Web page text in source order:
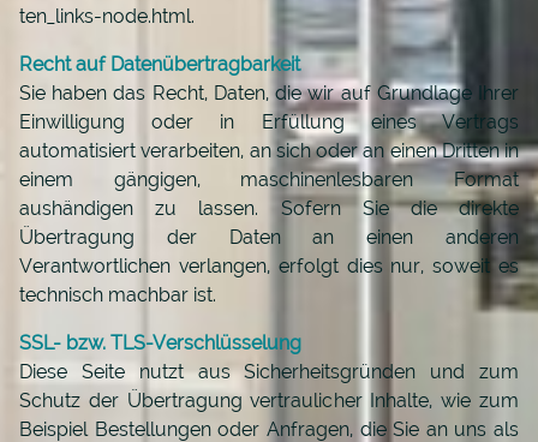
ten_links-node.html.
Recht auf Datenübertragbarkeit
Sie haben das Recht, Daten, die wir auf Grundlage Ihrer
Einwilligung oder in Erfüllung eines Vertrags
automatisiert verarbeiten, an sich oder an einen Dritten in
einem gängigen, maschinenlesbaren Format
aushändigen zu lassen. Sofern Sie die direkte
Übertragung der Daten an einen anderen
Verantwortlichen verlangen, erfolgt dies nur, soweit es
technisch machbar ist.
SSL- bzw. TLS-Verschlüsselung
Diese Seite nutzt aus Sicherheitsgründen und zum
Schutz der Übertragung vertraulicher Inhalte, wie zum
Beispiel Bestellungen oder Anfragen, die Sie an uns als